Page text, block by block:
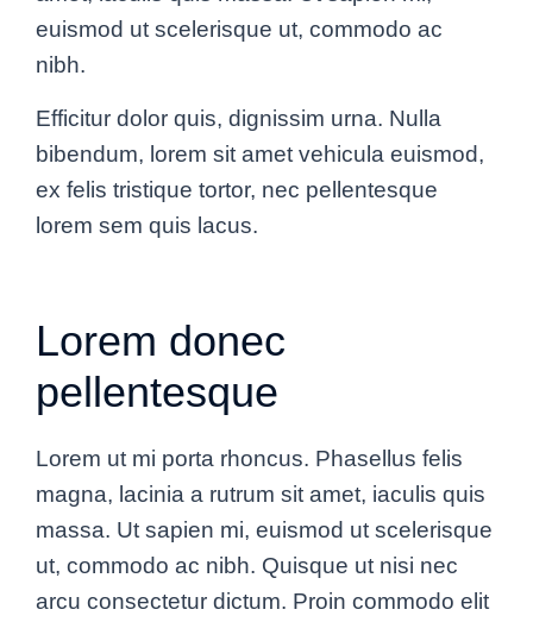
euismod ut scelerisque ut, commodo ac
nibh.
Efficitur dolor quis, dignissim urna. Nulla
bibendum, lorem sit amet vehicula euismod,
ex felis tristique tortor, nec pellentesque
lorem sem quis lacus.
Lorem donec
pellentesque
Lorem ut mi porta rhoncus. Phasellus felis
magna, lacinia a rutrum sit amet, iaculis quis
massa. Ut sapien mi, euismod ut scelerisque
ut, commodo ac nibh. Quisque ut nisi nec
arcu consectetur dictum. Proin commodo elit